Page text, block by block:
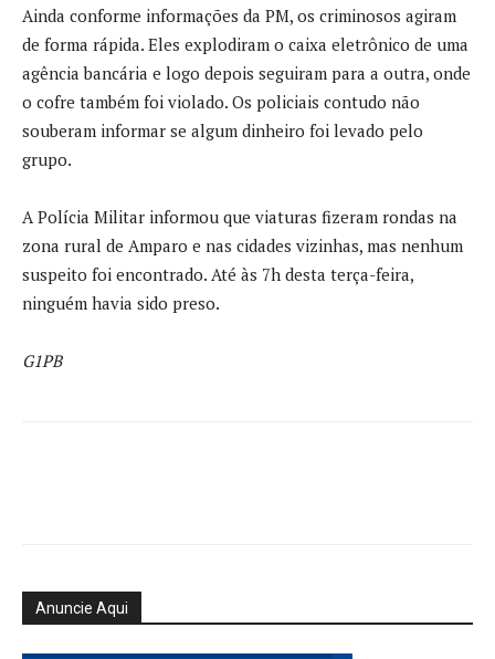
Ainda conforme informações da PM, os criminosos agiram
de forma rápida. Eles explodiram o caixa eletrônico de uma
agência bancária e logo depois seguiram para a outra, onde
o cofre também foi violado. Os policiais contudo não
souberam informar se algum dinheiro foi levado pelo
grupo.
A Polícia Militar informou que viaturas fizeram rondas na
zona rural de Amparo e nas cidades vizinhas, mas nenhum
suspeito foi encontrado. Até às 7h desta terça-feira,
ninguém havia sido preso.
G1PB
Anuncie Aqui